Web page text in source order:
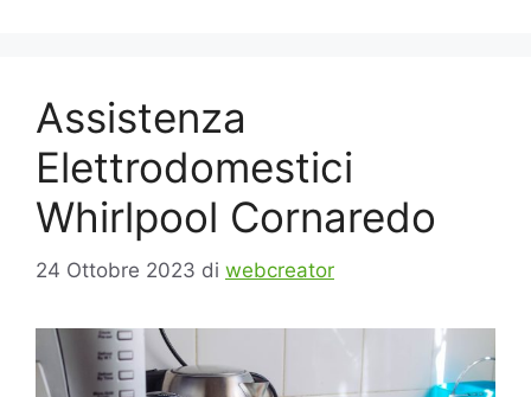
Assistenza
Elettrodomestici
Whirlpool Cornaredo
24 Ottobre 2023 di webcreator